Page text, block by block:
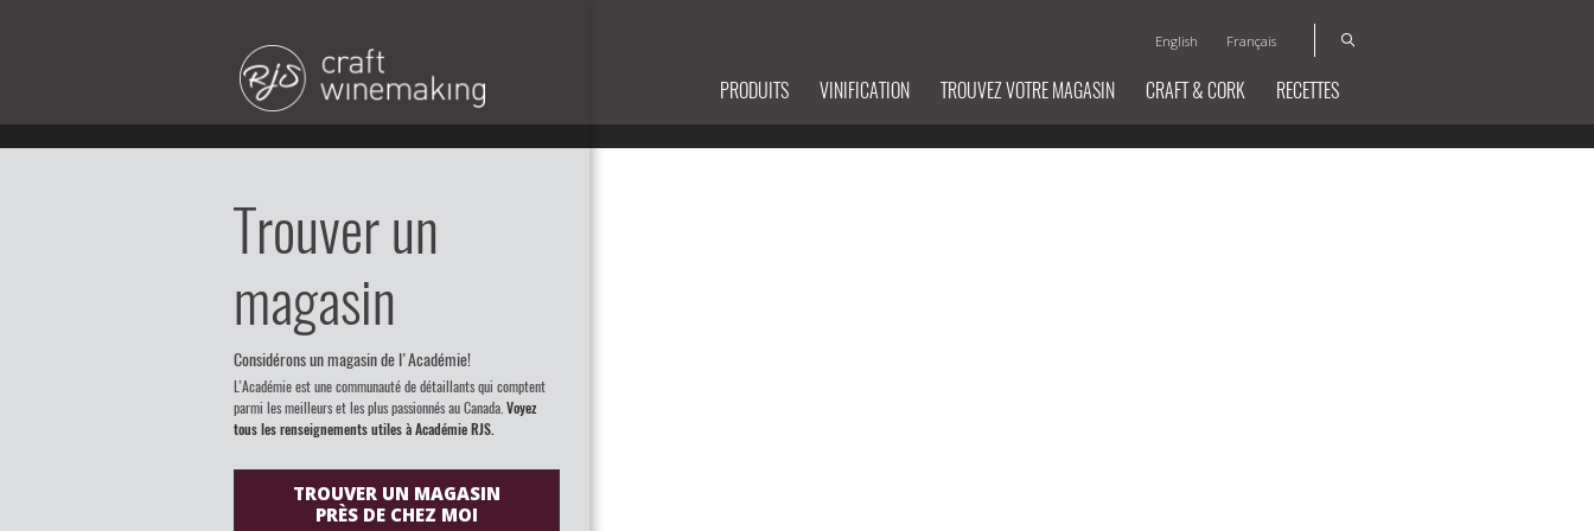
English Français
PRODUITS VINIFICATION TROUVEZ VOTRE MAGASIN CRAFT & CORK RECETTES
Trouver un
magasin
Considérons un magasin de l'Académie!
L’Académie est une communauté de détaillants qui comptent
parmi les meilleurs et les plus passionnés au Canada. Voyez
tous les renseignements utiles à Académie RJS.
TROUVER UN MAGASIN
PRÈS DE CHEZ MOI